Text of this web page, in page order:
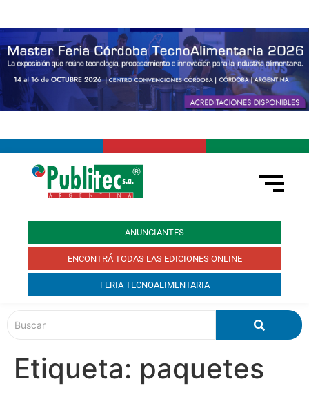
ANUNCIANTES
ENCONTRÁ TODAS LAS EDICIONES ONLINE
FERIA TECNOALIMENTARIA
Etiqueta: paquetes